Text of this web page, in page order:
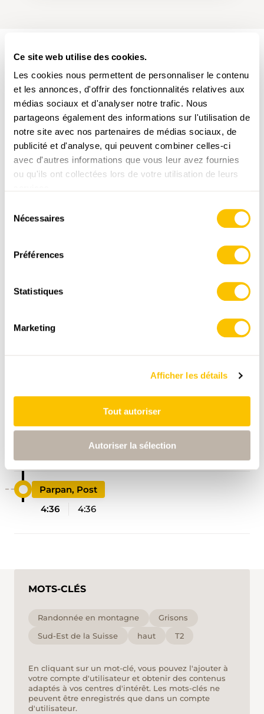
Ce site web utilise des cookies.
Les cookies nous permettent de personnaliser le contenu
et les annonces, d'offrir des fonctionnalités relatives aux
médias sociaux et d'analyser notre trafic. Nous
partageons également des informations sur l'utilisation de
notre site avec nos partenaires de médias sociaux, de
publicité et d'analyse, qui peuvent combiner celles-ci
avec d'autres informations que vous leur avez fournies
ou qu'ils ont collectées lors de votre utilisation de leurs
Nécessaires
Préférences
Statistiques
Marketing
Afficher les détails
Tout autoriser
Autoriser la sélection
PARCOURS DE LA RANDONNÉE
Données:
swisstopo
www.suisse-rando.ch
PROFIL ALTIMÉTRIQUE
Tschiertschen
0:00
Parpan, Post
4:36
4:36
MOTS-CLÉS
Randonnée en montagne
Grisons
Sud-Est de la Suisse
haut T2
En cliquant sur un mot-clé, vous pouvez l'ajouter à
votre compte d'utilisateur et obtenir des contenus
adaptés à vos centres d'intérêt. Les mots-clés ne
peuvent être enregistrés que dans un compte
d'utilisateur.